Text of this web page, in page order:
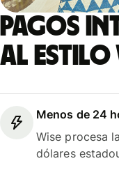
Pagos
al estilo
Menos de 24
Wise procesa
dólares